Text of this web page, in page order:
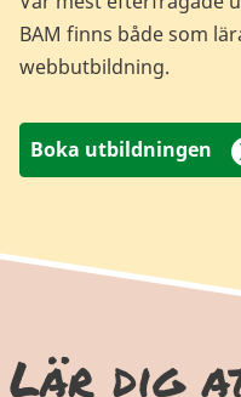
BAM finns både som
webbutbildning.
Boka utbildningen
Lär dig